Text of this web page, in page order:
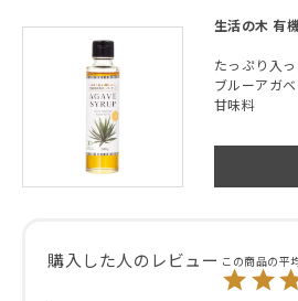
生活の木 有
たっぷり入
ブルーアガ
甘味料